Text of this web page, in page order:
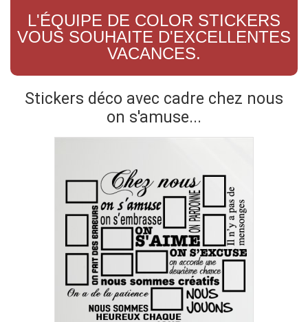
L'ÉQUIPE DE COLOR STICKERS
VOUS SOUHAITE D'EXCELLENTES
VACANCES.
Stickers déco avec cadre chez nous
on s'amuse...